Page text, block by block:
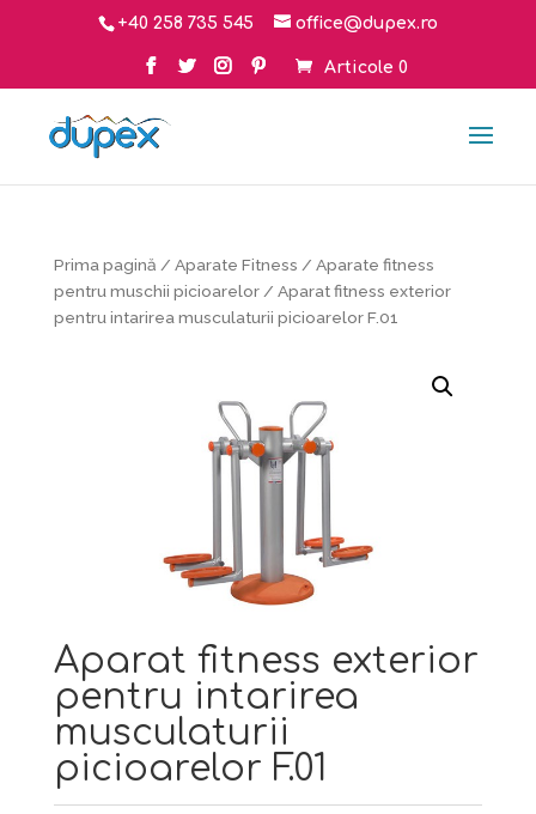
+40 258 735 545 office@dupex.ro
Articole 0
Prima pagină / Aparate Fitness / Aparate fitness
pentru muschii picioarelor/ Aparat fitness exterior
pentru intarirea musculaturii picioarelor F.01
Aparat fitness exterior
pentru intarirea
musculaturii
picioarelor F.01